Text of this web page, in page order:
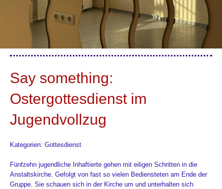
Say something:
Ostergottesdienst im
Jugendvollzug
Kategorien: Gottesdienst
Fünfzehn jugendliche Inhaftierte gehen mit eiligen Schritten in die
Anstaltskirche. Gefolgt von fast so vielen Bediensteten am Ende der
Gruppe. Sie schauen sich in der Kirche um und unterhalten sich